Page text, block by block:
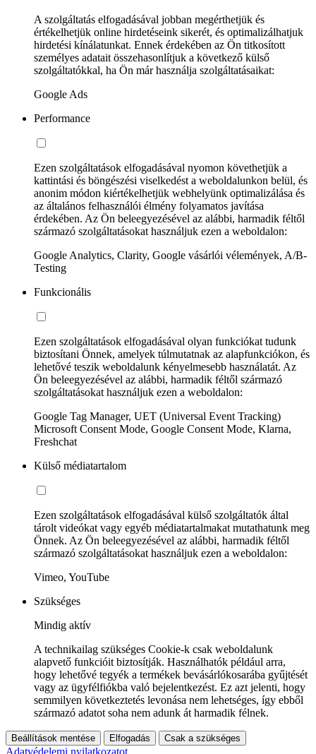
A szolgáltatás elfogadásával jobban megérthetjük és
értékelhetjük online hirdetéseink sikerét, és optimalizálhatjuk
hirdetési kínálatunkat. Ennek érdekében az Ön titkosított
személyes adatait összehasonlítjuk a következő külső
szolgáltatókkal, ha Ön már használja szolgáltatásaikat:
Google Ads
Performance
Ezen szolgáltatások elfogadásával nyomon követhetjük a
kattintási és böngészési viselkedést a weboldalunkon belül, és
anonim módon kiértékelhetjük webhelyünk optimalizálása és
az általános felhasználói élmény folyamatos javítása
érdekében. Az Ön beleegyezésével az alábbi, harmadik féltől
származó szolgáltatásokat használjuk ezen a weboldalon:
Google Analytics, Clarity, Google vásárlói vélemények, A/B-
Testing
Funkcionális
Ezen szolgáltatások elfogadásával olyan funkciókat tudunk
biztosítani Önnek, amelyek túlmutatnak az alapfunkciókon, és
lehetővé teszik weboldalunk kényelmesebb használatát. Az
Ön beleegyezésével az alábbi, harmadik féltől származó
szolgáltatásokat használjuk ezen a weboldalon:
Google Tag Manager, UET (Universal Event Tracking)
Microsoft Consent Mode, Google Consent Mode, Klarna,
Freshchat
Külső médiatartalom
Ezen szolgáltatások elfogadásával külső szolgáltatók által
tárolt videókat vagy egyéb médiatartalmakat mutathatunk meg
Önnek. Az Ön beleegyezésével az alábbi, harmadik féltől
származó szolgáltatásokat használjuk ezen a weboldalon:
Vimeo, YouTube
Szükséges
Mindig aktív
A technikailag szükséges Cookie-k csak weboldalunk
alapvető funkcióit biztosítják. Használhatók például arra,
hogy lehetővé tegyék a termékek bevásárlókosarába gyűjtését
vagy az ügyfélfiókba való bejelentkezést. Ez azt jelenti, hogy
semmilyen következtetés levonása nem lehetséges, így ebből
származó adatot soha nem adunk át harmadik félnek.
Beállítások mentése Elfogadás Csak a szükséges
Adatvédelemi nyilatkozatot